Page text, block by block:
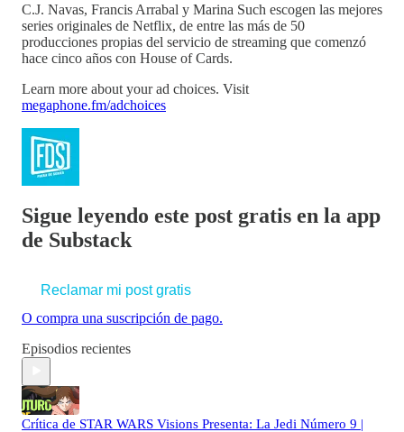
C.J. Navas, Francis Arrabal y Marina Such escogen las mejores
series originales de Netflix, de entre las más de 50
producciones propias del servicio de streaming que comenzó
hace cinco años con House of Cards.
Learn more about your ad choices. Visit
megaphone.fm/adchoices
Sigue leyendo este post gratis en la app
de Substack
Reclamar mi post gratis
O compra una suscripción de pago.
Episodios recientes
Crítica de STAR WARS Visions Presenta: La Jedi Número 9 |